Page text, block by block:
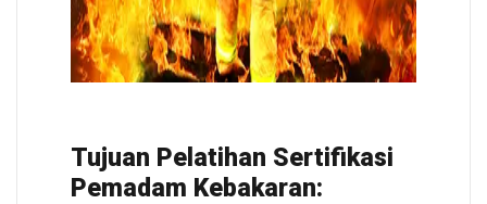
Tujuan Pelatihan Sertifikasi
Pemadam Kebakaran: